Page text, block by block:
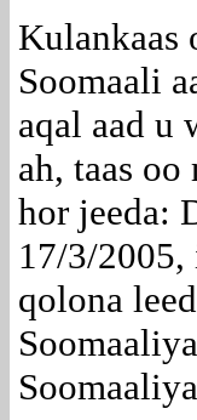
Kulankaas
Soomaali
aqal aad u
ah, taas
hor jeeda:
17/3/2005,
qolona